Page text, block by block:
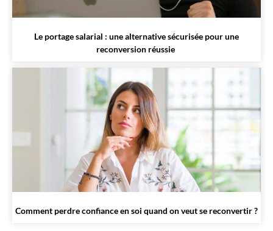
Le portage salarial : une alternative sécurisée pour une
reconversion réussie
Comment perdre confiance en soi quand on veut se reconvertir ?